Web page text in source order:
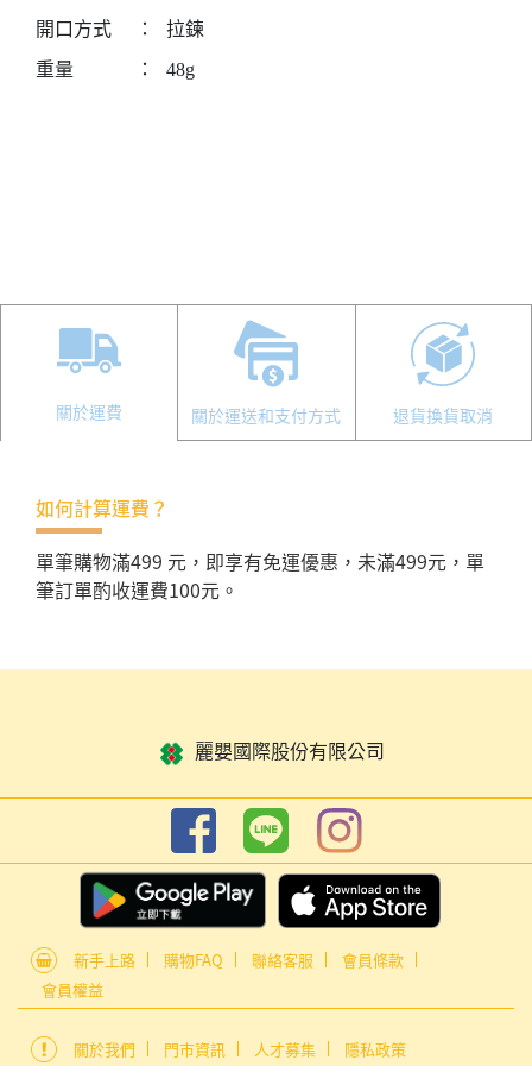
開口方式
：
拉鍊
重量
： 48g
關於運費 關於運送和支付方式 退貨換貨取消
如何計算運費？
單筆購物滿499 元，即享有免運優惠，未滿499元，單
筆訂單酌收運費100元。
麗嬰國際股份有限公司
新手上路 購物FAQ 聯絡客服
會員條款
會員權益
關於我們 門市資訊 人才募集 隱私政策